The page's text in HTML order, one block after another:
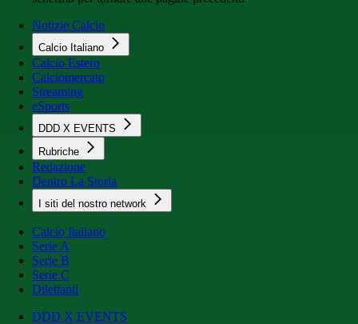
Notizie Calcio
Calcio Italiano
Calcio Estero
Calciomercato
Streaming
eSports
DDD X EVENTS
Rubriche
Redazione
Dentro La Storia
I siti del nostro network
Calcio Italiano
Serie A
Serie B
Serie C
Dilettanti
DDD X EVENTS